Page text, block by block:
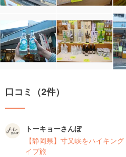
口コミ（2件）
トーキョーさんぽ
【静岡県】寸又峡をハイキン
イブ旅